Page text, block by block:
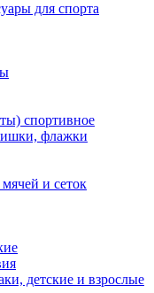
для спорта
спортивное
флажки
и сеток
детские и взрослые